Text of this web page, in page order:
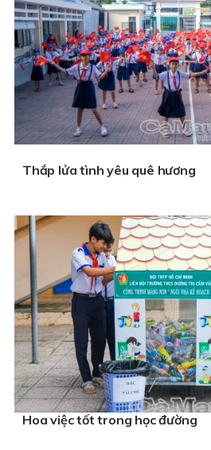
Thắp lửa tình yêu quê hương
Hoa việc tốt trong học đường